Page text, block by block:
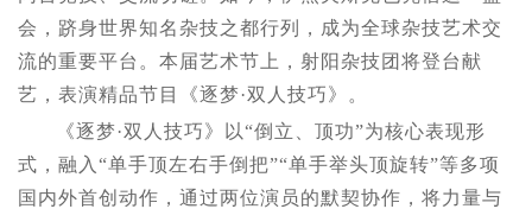
会，跻身世界知名杂技之都行列，成为全球杂技艺术交
流的重要平台。本届艺术节上，射阳杂技团将登台献
艺，表演精品节目《逐梦·双人技巧》。
《逐梦·双人技巧》以“倒立、顶功”为核心表现形
式，融入“单手顶左右手倒把”“单手举头顶旋转”等多项
国内外首创动作，通过两位演员的默契协作，将力量与